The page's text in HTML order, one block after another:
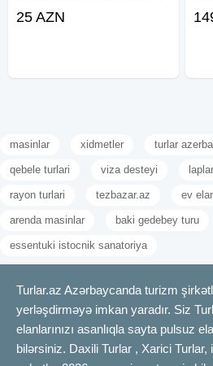
•Qiymət: •Ekonom Paket: 25 azn
25 AZN
masinlar xidmetler turlar
qebele turlari viza desteyi
rayon turlari tezbazar.az ev
arenda masinlar baki gedebey turu
essentuki istocnik sanatoriya
Turlar.az Azərbaycanda turizm
yerləşdirməyə imkan yaradır. Siz
elanlarınızı asanlıqla sayta pulsuz
bilərsiniz. Daxili Turlar , Xarici